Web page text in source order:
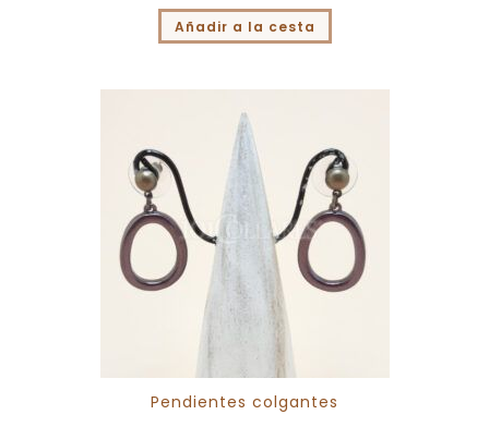
Añadir a la cesta
Pendientes colgantes